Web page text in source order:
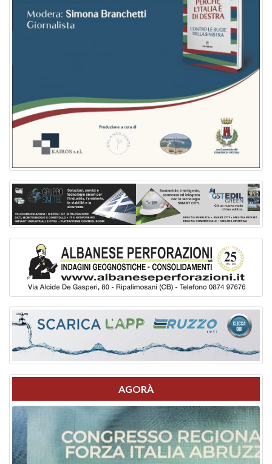
AGORÀ